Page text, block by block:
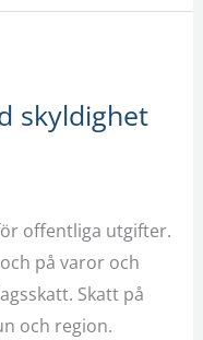
skyldighet
offentliga utgifter.
på varor och
Skatt på
och region.